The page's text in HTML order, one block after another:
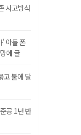
사고방식
' 아들 폰
에 글
고 불에 달
공 1년 반